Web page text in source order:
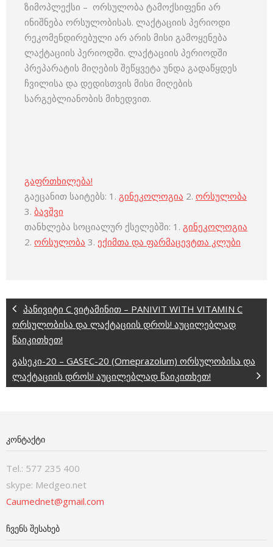
ზიმოპლექსი – ორსულობა ტამოქსიფენი არ
ინიშნება ორსულობისას. ლაქტაციის პერიოდი
რეკომენდირებული არ არის მისი გამოყენება
ლაქტაციის პერიოდში. ლაქტაციის პერიოდში
პრეპარატის მიღების შეწყვეტა უნდა გადაწყდეს
ჩვილისა და დედისთვის მისი მიღების
სარგებლიანობის მიხედვით.
გაფრთხილება!
გაეცანით საიტებს: 1. გინეკოლოგია 2. ორსულობა
3. ბავშვი
თანხლება სოციალურ ქსელებში: 1. გინეკოლოგია
2. ორსულობა 3. ექიმთა და ფარმაცევტთა კლუბი
პანივიტი C ვიტამინით – PANIVIT WITH VITAMIN C
ორსულობისა და ლაქტაციის დროს! აუცილებლად
წაიკითხეთ!
გასეკი-20 – GASEC-20 (Omeprazolum) ორსულობისა და
ლაქტაციის დროს! აუცილებლად წაიკითხეთ!
ᲙᲝᲜᲢᲐᲥᲢᲘ
Tel.: 577 235 400
skype: Medgeo.net
Caumednet@gmail.com
ᲩᲕᲔᲜᲡ ᲨᲔᲡᲐᲮᲔᲑ